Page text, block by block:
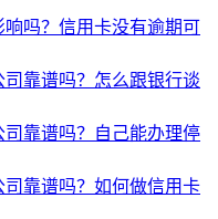
吗？信用卡没有逾期可
靠谱吗？怎么跟银行谈
靠谱吗？自己能办理停
靠谱吗？如何做信用卡